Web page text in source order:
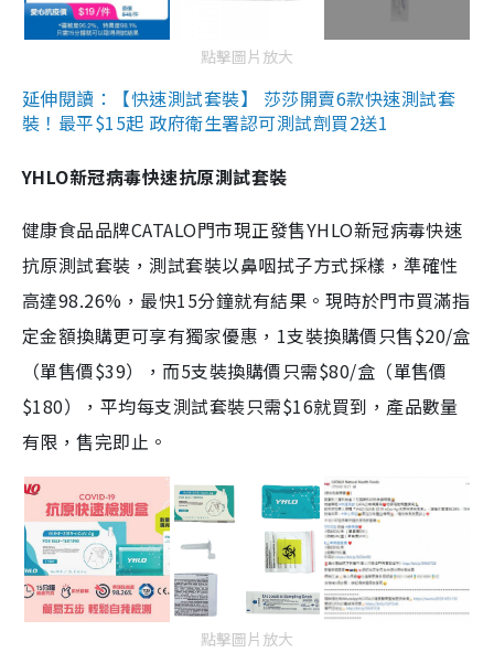
點擊圖片放大
延伸閱讀：【快速測試套裝】 莎莎開賣6款快速測試套
裝！最平$15起 政府衛生署認可測試劑買2送1
YHLO新冠病毒快速抗原測試套裝
健康食品品牌CATALO門市現正發售YHLO新冠病毒快速
抗原測試套裝，測試套裝以鼻咽拭子方式採樣，準確性
高達98.26%，最快15分鐘就有結果。現時於門市買滿指
定金額換購更可享有獨家優惠，1支裝換購價只售$20/盒
（單售價$39），而5支裝換購價只需$80/盒（單售價
$180），平均每支測試套裝只需$16就買到，產品數量
有限，售完即止。
點擊圖片放大